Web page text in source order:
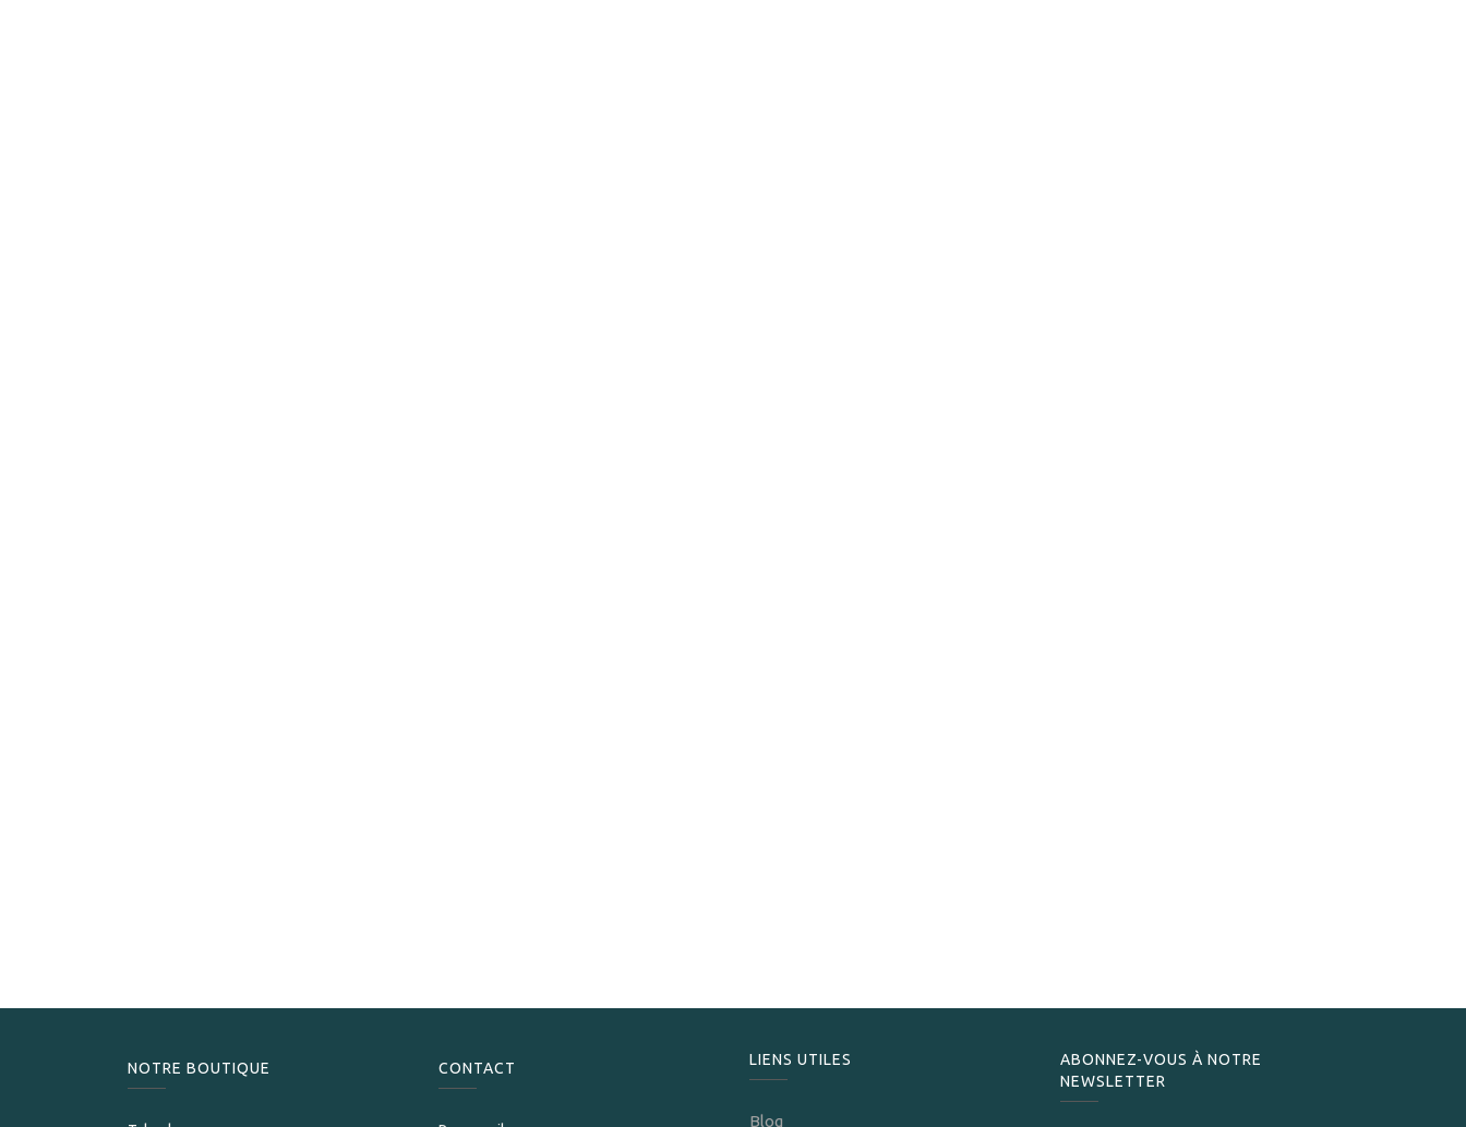
NOTRE BOUTIQUE CONTACT LIENS UTILES
Blog
ABONNEZ-VOUS À NOTRE
NEWSLETTER